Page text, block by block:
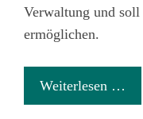
Verwaltung und soll
ermöglichen.
Weiterlesen …